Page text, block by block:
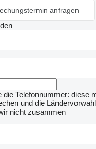
anfragen
die Telefonnummer: diese
und die
nicht zusammen